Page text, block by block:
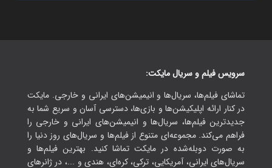
سرویس فیلم و سریال مایکت:
تماشای فیلم‌ها، سریال‌ها و انیمیشن‌های ایرانی و خارجی. مایکت
در کنار ارائه اپلیکیشن‌ها و بازی‌ها، دسترسی آسان و سریع شما به
جدیدترین فیلم‌ها، سریال‌ها و انیمیشن‌های ایرانی و خارجی را
فراهم می‌کند. مجموعه‌ای متنوع از فیلم‌ها و سریال‌های روز دنیا را
به صورت دوبله‌شده در مایکت تماشا کنید. بهترین فیلم‌ها و
سریال‌های ایرانی، آمریکایی، ترکی، کره‌ای، هندی و ...، در ژانرهای